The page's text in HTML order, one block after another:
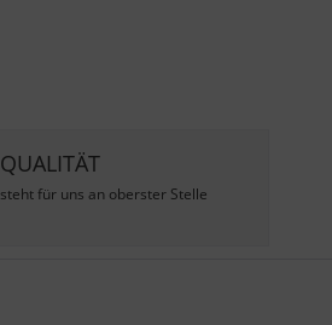
QUALITÄT
steht für uns an oberster Stelle